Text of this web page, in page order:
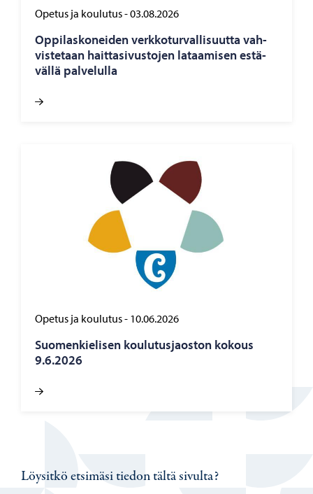
Opetus ja koulutus-03.08.2026
Op­pi­las­ko­nei­den verk­ko­tur­val­li­suut­ta vah­
vis­te­taan hait­ta­si­vus­to­jen la­taa­mi­sen es­tä­
väl­lä pal­ve­lul­la
Opetus ja koulutus- 10.06.2026
Suo­men­kie­li­sen kou­lu­tus­jaos­ton ko­kous
9.6.2026
Löysitkö etsimäsi tiedon tältä sivulta?